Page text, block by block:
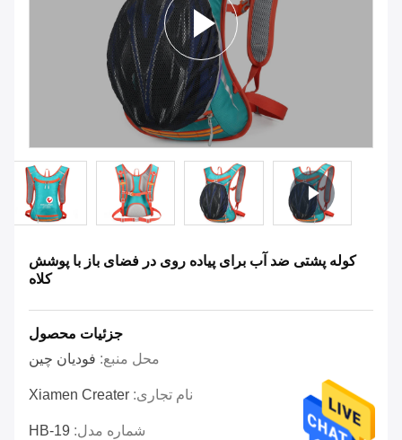
کوله پشتی ضد آب برای پیاده روی در فضای باز با پوشش
کلاه
جزئیات محصول
محل منبع: فودیان چین
نام تجاری: Xiamen Creater
شماره مدل: HB-19